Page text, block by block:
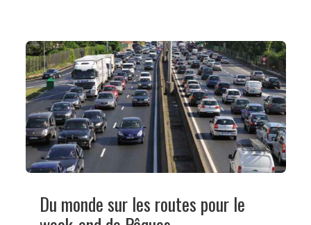
Du monde sur les routes pour le